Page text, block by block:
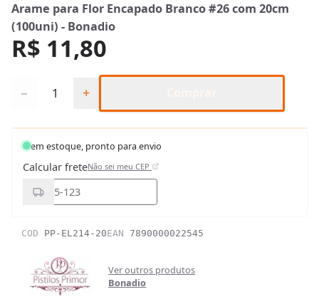
Arame para Flor Encapado Branco #26 com 20cm
(100uni) - Bonadio
R$ 11,80
− +
em estoque, pronto para envio
Calcular freteNão sei meu CEP
COD PP-EL214-20EAN 7890000022545
Ver outros produtos
Bonadio